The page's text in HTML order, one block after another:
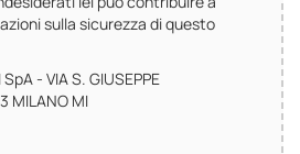
sulla sicurezza di questo
- VIA S. GIUSEPPE
MILANO MI